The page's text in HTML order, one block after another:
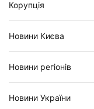
Корупція
Новини Києва
Новини регіонів
Новини України